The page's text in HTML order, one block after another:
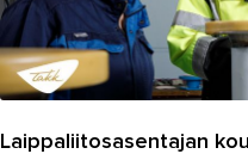
Laippaliitosasentajan